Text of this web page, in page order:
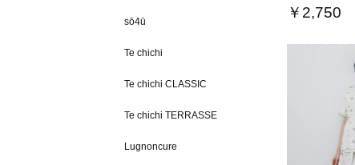
sō4ū
Te chichi
Te chichi CLASSIC
Te chichi TERRASSE
Lugnoncure
￥2,750